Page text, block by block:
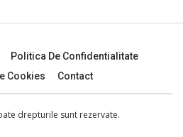
Politica De Confidentialitate
Cookies
Contact
drepturile sunt rezervate.